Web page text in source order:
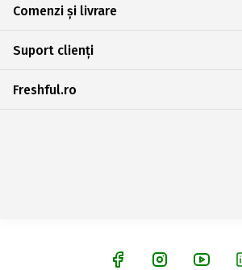
Comenzi și livrare
Suport clienți
Freshful.ro